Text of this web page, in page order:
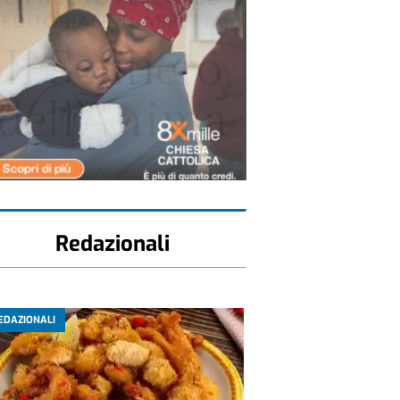
Redazionali